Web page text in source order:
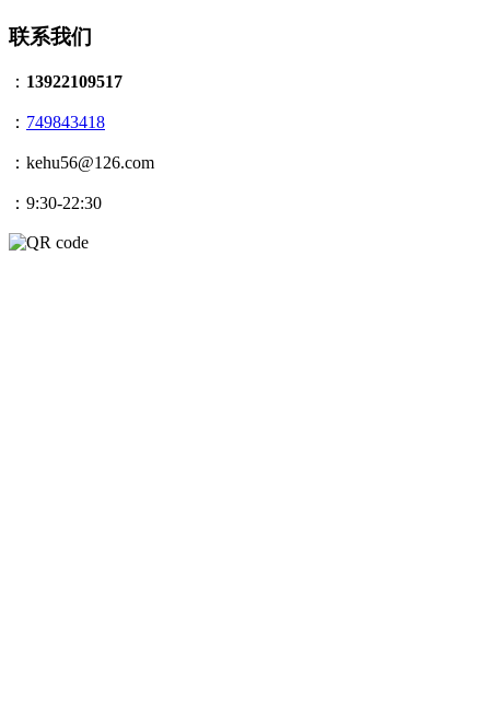
联系我们
： 13922109517
： 749843418
：kehu56@126.com
：9:30-22:30